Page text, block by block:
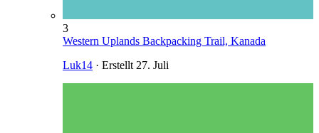
3
Western Uplands Backpacking Trail, Kanada
Luk14 · Erstellt 27. Juli